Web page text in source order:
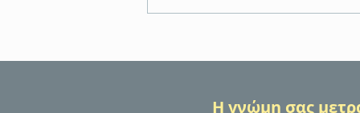
Η γνώμη σας